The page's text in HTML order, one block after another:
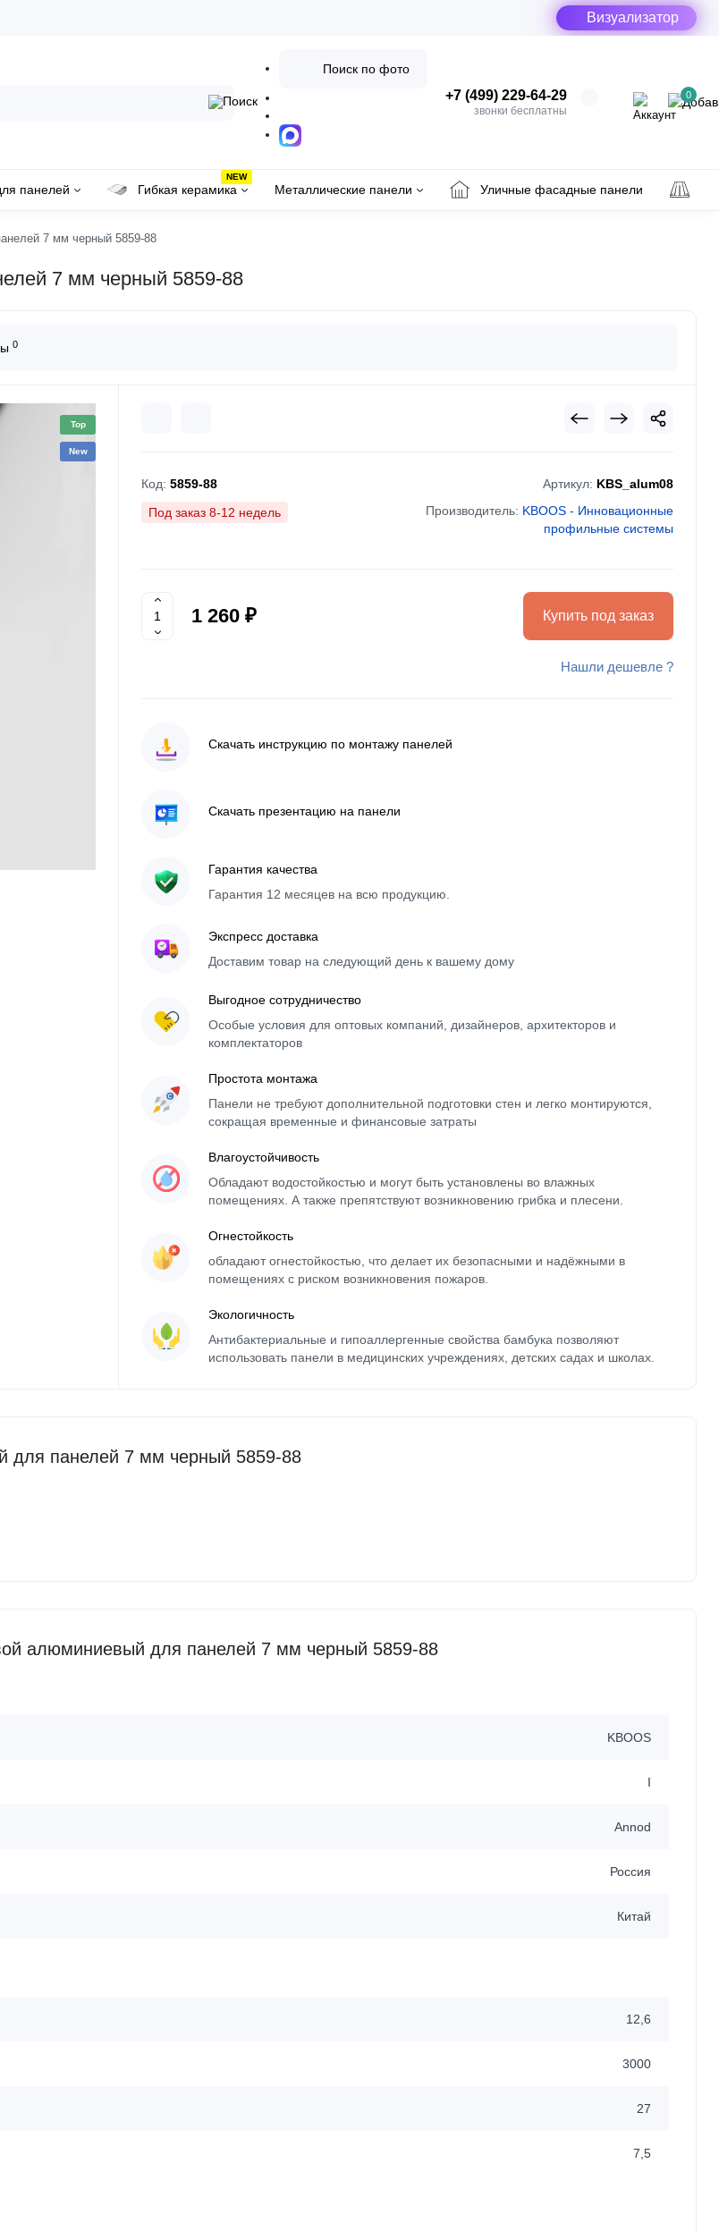
Визуализатор
+7 (499) 229-64-29
звонки бесплатны
0
Поиск по фото
панелей
NEW
Гибкая керамика Металлические панели Уличные фасадные панели
7 мм черный 5859-88
7 мм черный 5859-88
0
Top
New
Код: 5859-88 Артикул: KBS_alum08
Производитель: KBOOS - Инновационные
профильные системы
Под заказ 8-12 недель
1 260 ₽ Купить под заказ
Нашли дешевле ?
Скачать инструкцию по монтажу панелей
Скачать презентацию на панели
Гарантия качества
Гарантия 12 месяцев на всю продукцию.
Экспресс доставка
Доставим товар на следующий день к вашему дому
Выгодное сотрудничество
Особые условия для оптовых компаний, дизайнеров, архитекторов и
комплектаторов
Простота монтажа
Панели не требуют дополнительной подготовки стен и легко монтируются,
сокращая временные и финансовые затраты
Влагоустойчивость
Обладают водостойкостью и могут быть установлены во влажных
помещениях. А также препятствуют возникновению грибка и плесени.
Огнестойкость
обладают огнестойкостью, что делает их безопасными и надёжными в
помещениях с риском возникновения пожаров.
Экологичность
Антибактериальные и гипоаллергенные свойства бамбука позволяют
использовать панели в медицинских учреждениях, детских садах и школах.
для панелей 7 мм черный 5859-88
алюминиевый для панелей 7 мм черный 5859-88
KBOOS
I
Annod
Россия
Китай
12,6
3000
27
7,5